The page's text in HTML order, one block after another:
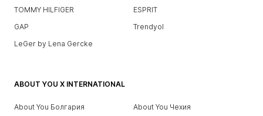
TOMMY HILFIGER
ESPRIT
GAP
Trendyol
LeGer by Lena Gercke
ABOUT YOU X INTERNATIONAL
About You Болгария
About You Чехия